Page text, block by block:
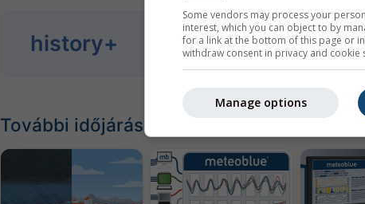
history+
Elemezze a 1940 óta rendelkezésre
időjárási adatokat
További időjárási adatok
Some vendors may process your
interest, which you can object to by
for a link at the bottom of this page or
withdraw consent in privacy and cookie
Manage options